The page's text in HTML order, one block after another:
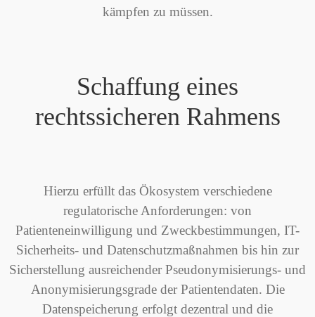
kämpfen zu müssen.
Schaffung eines
rechtssicheren Rahmens
Hierzu erfüllt das Ökosystem verschiedene
regulatorische Anforderungen: von
Patienteneinwilligung und Zweckbestimmungen, IT-
Sicherheits- und Datenschutzmaßnahmen bis hin zur
Sicherstellung ausreichender Pseudonymisierungs- und
Anonymisierungsgrade der Patientendaten. Die
Datenspeicherung erfolgt dezentral und die